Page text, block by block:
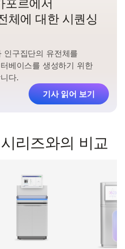
포르에서
체에 대한 시퀀싱
구집단의 유전체를
베이스를 생성하기 위한
다.
기사 읽어 보기
리즈와의 비교